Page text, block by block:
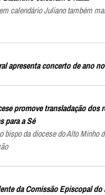
calendário Juliano também
apresenta concerto de ano
promove transladação dos
para a Sé
bispo da diocese do Alto Minho
da Comissão Episcopal do